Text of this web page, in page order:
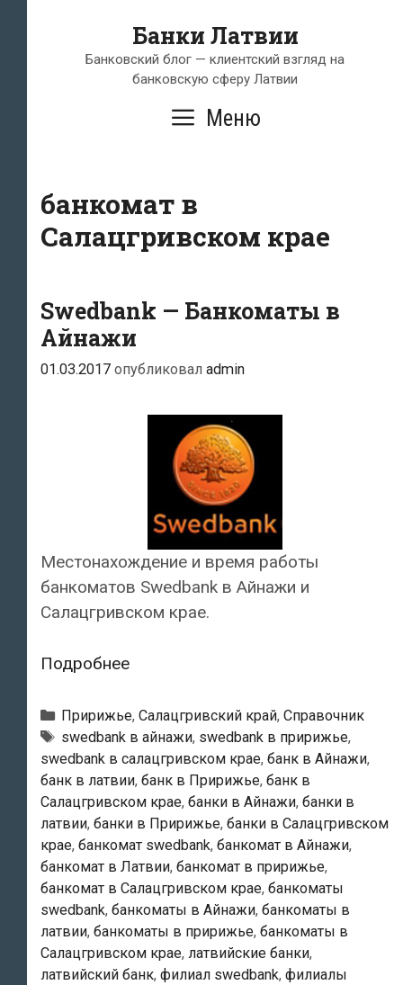
содержимому
Банки Латвии
Банковский блог — клиентский взгляд на
банковскую сферу Латвии
Меню
банкомат в
Салацгривском крае
Swedbank — Банкоматы в
Айнажи
01.03.2017 опубликовал admin
Местонахождение и время работы
банкоматов Swedbank в Айнажи и
Салацгривском крае.
ПодробнееSwedbank
Банкоматы
в
Айнажи
Рубрики
Пририжье, Салацгривский край, Справочник
Тэги
swedbank в айнажи, swedbank в пририжье,
swedbank в салацгривском крае, банк в Айнажи,
банк в латвии, банк в Пририжье, банк в
Салацгривском крае, банки в Айнажи, банки в
латвии, банки в Пририжье, банки в Салацгривском
крае, банкомат swedbank, банкомат в Айнажи,
банкомат в Латвии, банкомат в пририжье,
банкомат в Салацгривском крае, банкоматы
swedbank, банкоматы в Айнажи, банкоматы в
латвии, банкоматы в пририжье, банкоматы в
Салацгривском крае, латвийские банки,
латвийский банк, филиал swedbank, филиалы